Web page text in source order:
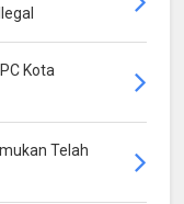
Kota
Telah